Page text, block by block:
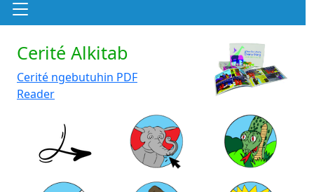
Cerité Alkitab
Cerité ngebutuhin PDF
Reader